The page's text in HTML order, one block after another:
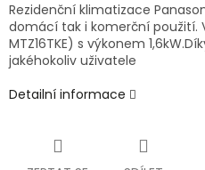
Rezidenční klimatizace
domácí tak i komerční použití.
MTZ16TKE) s výkonem
jakéhokoliv uživatele
Detailní informace